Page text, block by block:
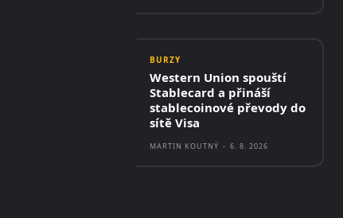
BURZY
Western Union spouští
Stablecard a přináší
stablecoinové převody do
sítě Visa
MARTIN KOUTNÝ - 6. 8. 2026